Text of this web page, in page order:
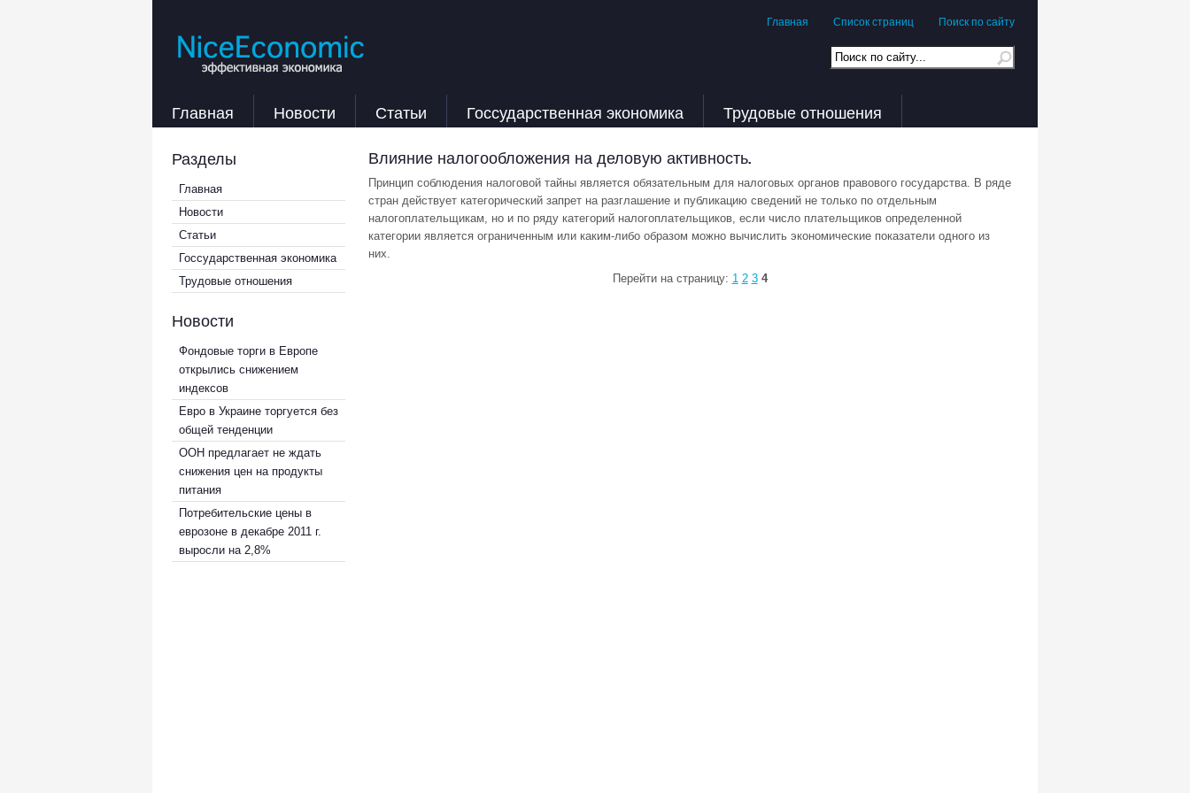
Главная Список страниц Поиск по сайту
Главная Новости Статьи Госсударственная экономика Трудовые отношения
Разделы
Главная
Новости
Статьи
Госсударственная экономика
Трудовые отношения
Новости
Фондовые торги в Европе
открылись снижением
индексов
Евро в Украине торгуется без
общей тенденции
ООН предлагает не ждать
снижения цен на продукты
питания
Потребительские цены в
еврозоне в декабре 2011 г.
выросли на 2,8%
Влияние налогообложения на деловую активность.
Принцип соблюдения налоговой тайны является обязательным для налоговых органов правового государства. В ряде
стран действует категорический запрет на разглашение и публикацию сведений не только по отдельным
налогоплательщикам, но и по ряду категорий налогоплательщиков, если число плательщиков определенной
категории является ограниченным или каким-либо образом можно вычислить экономические показатели одного из
них.
Перейти на страницу: 1 2 3 4